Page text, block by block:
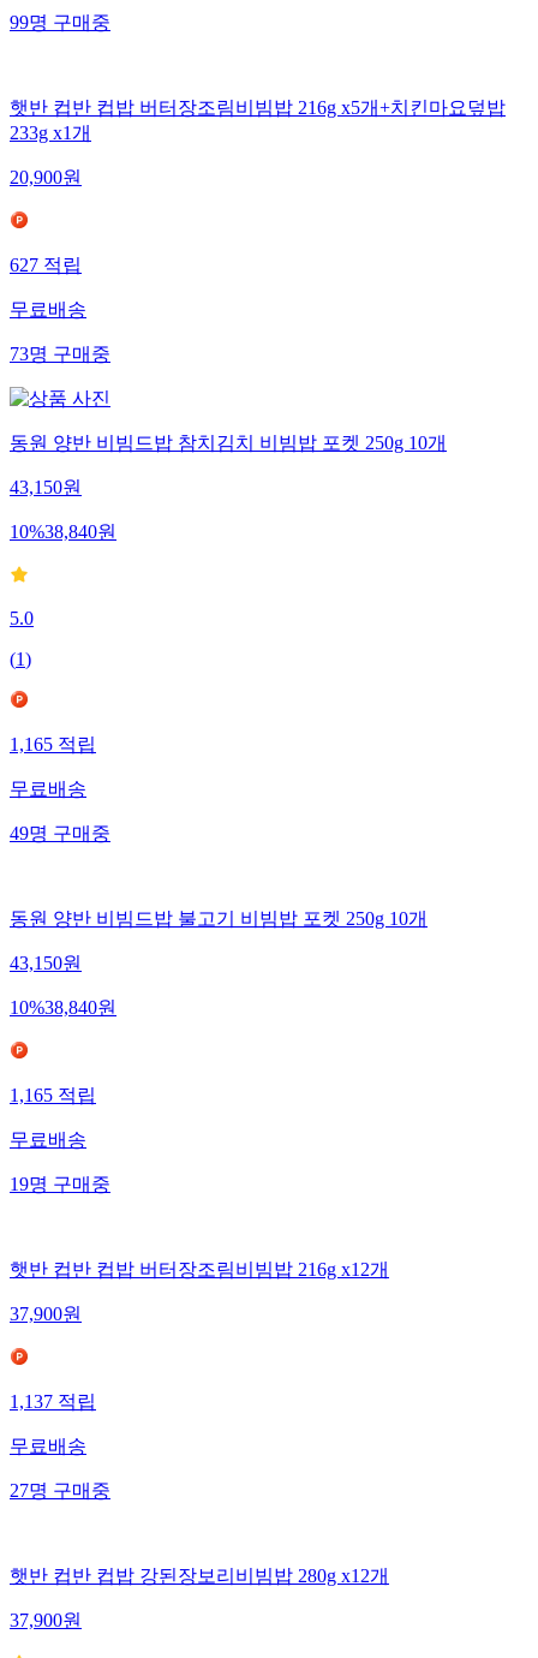
99명 구매중
햇반 컵반 컵밥 버터장조림비빔밥 216g x5개+치킨마요덮밥
233g x1개
20,900원
627 적립
무료배송
73명 구매중
동원 양반 비빔드밥 참치김치 비빔밥 포켓 250g 10개
43,150원
10%38,840원
5.0
(1)
1,165 적립
무료배송
49명 구매중
동원 양반 비빔드밥 불고기 비빔밥 포켓 250g 10개
43,150원
10%38,840원
1,165적립
무료배송
19명구매중
햇반 컵반 컵밥 버터장조림비빔밥 216g x12개
37,900원
1,137적립
무료배송
27명구매중
햇반 컵반 컵밥 강된장보리비빔밥 280g x12개
37,900원